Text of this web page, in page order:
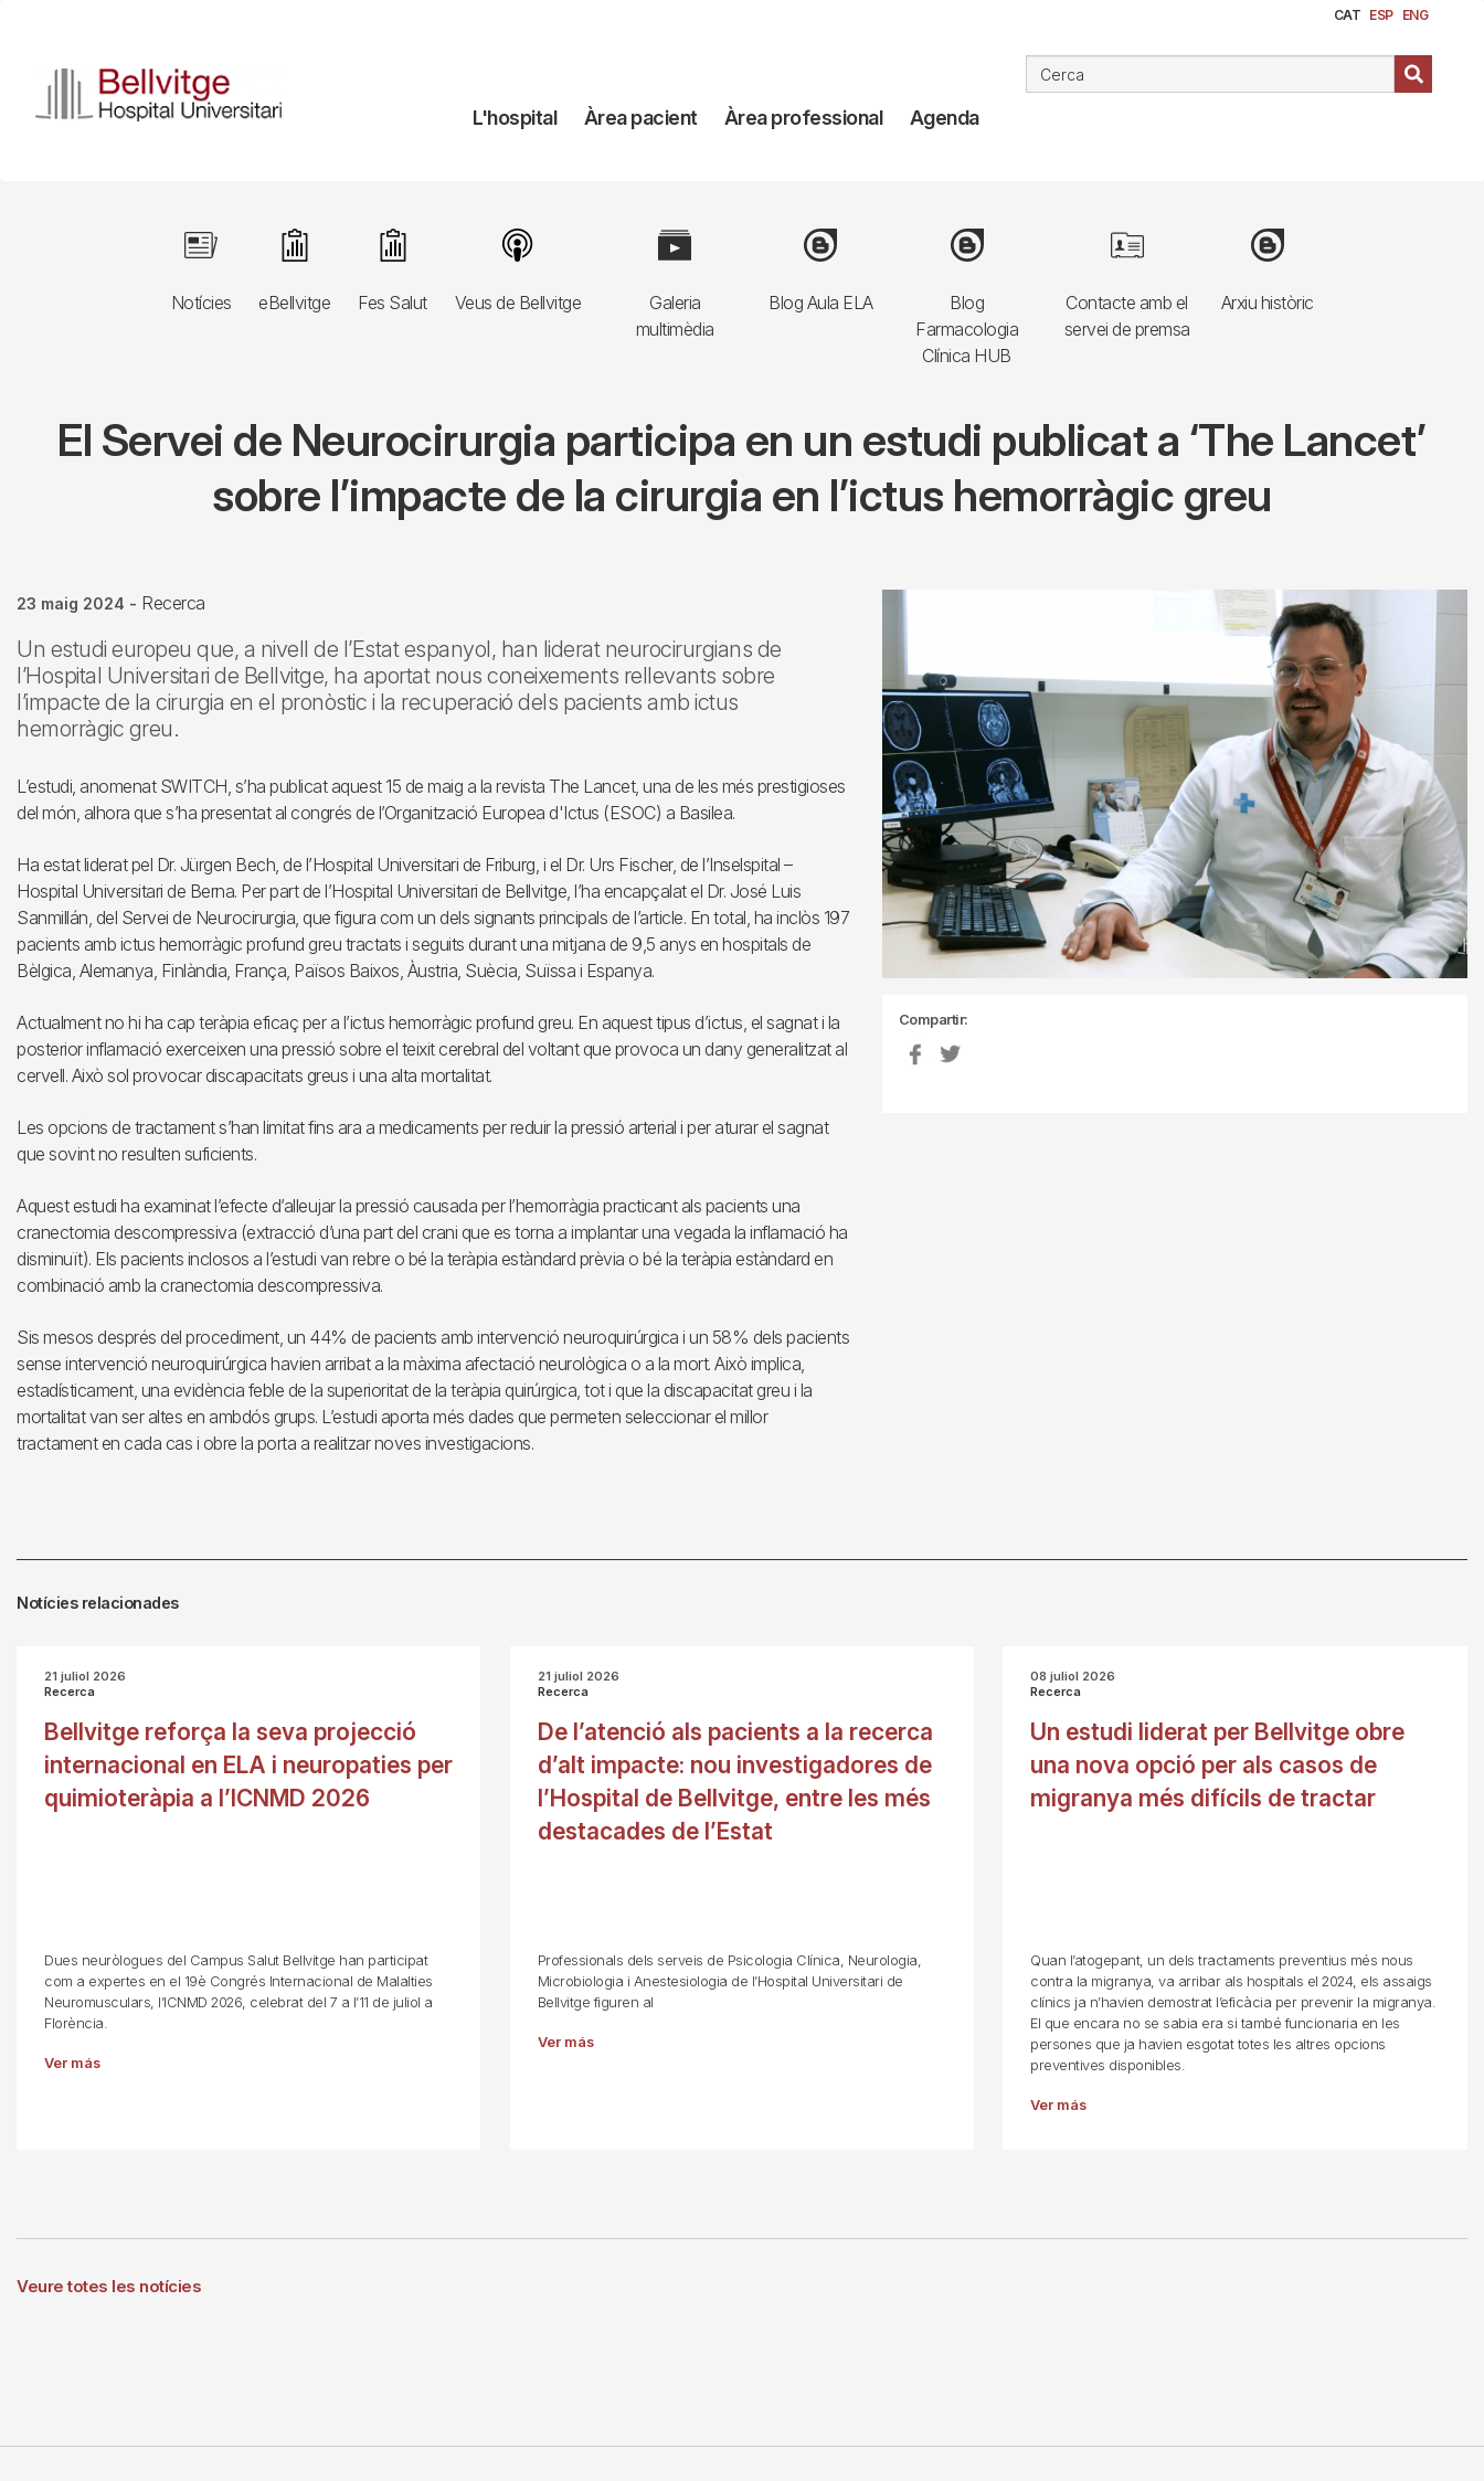
contingut
CAT ESP ENG
Navegación
L'hospital Àrea pacient Àrea professional Agenda
Notícies
Image
eBellvitge
Image
Fes Salut
Image
Veus de Bellvitge
Image
Galeria
multimèdia
Image
Blog Aula ELA
Image
Blog
Farmacologia
Clínica HUB
Image
Contacte amb el
servei de premsa
Image
Arxiu històric
Image
El Servei de Neurocirurgia participa en un estudi publicat a ‘The Lancet’
sobre l’impacte de la cirurgia en l’ictus hemorràgic greu
23 maig 2024 - Recerca
Un estudi europeu que, a nivell de l’Estat espanyol, han liderat neurocirurgians de
l’Hospital Universitari de Bellvitge, ha aportat nous coneixements rellevants sobre
l’impacte de la cirurgia en el pronòstic i la recuperació dels pacients amb ictus
hemorràgic greu.
L’estudi, anomenat SWITCH, s’ha publicat aquest 15 de maig a la revista The Lancet, una de les més prestigioses
del món, alhora que s’ha presentat al congrés de l’Organització Europea d'Ictus (ESOC) a Basilea.
Ha estat liderat pel Dr. Jürgen Bech, de l’Hospital Universitari de Friburg, i el Dr. Urs Fischer, de l’Inselspital –
Hospital Universitari de Berna. Per part de l’Hospital Universitari de Bellvitge, l’ha encapçalat el Dr. José Luis
Sanmillán, del Servei de Neurocirurgia, que figura com un dels signants principals de l’article. En total, ha inclòs 197
pacients amb ictus hemorràgic profund greu tractats i seguits durant una mitjana de 9,5 anys en hospitals de
Bèlgica, Alemanya, Finlàndia, França, Països Baixos, Àustria, Suècia, Suïssa i Espanya.
Actualment no hi ha cap teràpia eficaç per a l’ictus hemorràgic profund greu. En aquest tipus d’ictus, el sagnat i la
posterior inflamació exerceixen una pressió sobre el teixit cerebral del voltant que provoca un dany generalitzat al
cervell. Això sol provocar discapacitats greus i una alta mortalitat.
Les opcions de tractament s’han limitat fins ara a medicaments per reduir la pressió arterial i per aturar el sagnat
que sovint no resulten suficients.
Aquest estudi ha examinat l’efecte d’alleujar la pressió causada per l’hemorràgia practicant als pacients una
cranectomia descompressiva (extracció d’una part del crani que es torna a implantar una vegada la inflamació ha
disminuït). Els pacients inclosos a l’estudi van rebre o bé la teràpia estàndard prèvia o bé la teràpia estàndard en
combinació amb la cranectomia descompressiva.
Sis mesos després del procediment, un 44% de pacients amb intervenció neuroquirúrgica i un 58% dels pacients
sense intervenció neuroquirúrgica havien arribat a la màxima afectació neurològica o a la mort. Això implica,
estadísticament, una evidència feble de la superioritat de la teràpia quirúrgica, tot i que la discapacitat greu i la
mortalitat van ser altes en ambdós grups. L’estudi aporta més dades que permeten seleccionar el millor
tractament en cada cas i obre la porta a realitzar noves investigacions.
Compartir:
Notícies relacionades
21 juliol 2026
Recerca
Bellvitge reforça la seva projecció
internacional en ELA i neuropaties per
quimioteràpia a l’ICNMD 2026
Dues neuròlogues del Campus Salut Bellvitge han participat
com a expertes en el 19è Congrés Internacional de Malalties
Neuromusculars, l’ICNMD 2026, celebrat del 7 a l’11 de juliol a
Florència.
Ver más
21 juliol 2026
Recerca
De l’atenció als pacients a la recerca
d’alt impacte: nou investigadores de
l’Hospital de Bellvitge, entre les més
destacades de l’Estat
Professionals dels serveis de Psicologia Clínica, Neurologia,
Microbiologia i Anestesiologia de l’Hospital Universitari de
Bellvitge figuren al
Ver más
08 juliol 2026
Recerca
Un estudi liderat per Bellvitge obre
una nova opció per als casos de
migranya més difícils de tractar
Quan l’atogepant, un dels tractaments preventius més nous
contra la migranya, va arribar als hospitals el 2024, els assaigs
clínics ja n’havien demostrat l’eficàcia per prevenir la migranya.
El que encara no se sabia era si també funcionaria en les
persones que ja havien esgotat totes les altres opcions
preventives disponibles.
Ver más
Veure totes les notícies